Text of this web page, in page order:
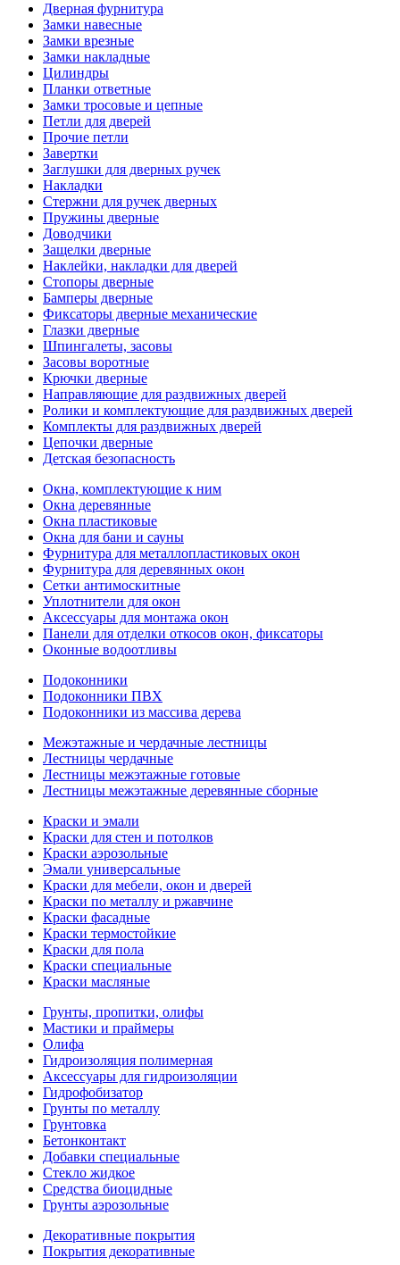
Дверная фурнитура
Замки навесные
Замки врезные
Замки накладные
Цилиндры
Планки ответные
Замки тросовые и цепные
Петли для дверей
Прочие петли
Завертки
Заглушки для дверных ручек
Накладки
Стержни для ручек дверных
Пружины дверные
Доводчики
Защелки дверные
Наклейки, накладки для дверей
Стопоры дверные
Бамперы дверные
Фиксаторы дверные механические
Глазки дверные
Шпингалеты, засовы
Засовы воротные
Крючки дверные
Направляющие для раздвижных дверей
Ролики и комплектующие для раздвижных дверей
Комплекты для раздвижных дверей
Цепочки дверные
Детская безопасность
Окна, комплектующие к ним
Окна деревянные
Окна пластиковые
Окна для бани и сауны
Фурнитура для металлопластиковых окон
Фурнитура для деревянных окон
Сетки антимоскитные
Уплотнители для окон
Аксессуары для монтажа окон
Панели для отделки откосов окон, фиксаторы
Оконные водоотливы
Подоконники
Подоконники ПВХ
Подоконники из массива дерева
Межэтажные и чердачные лестницы
Лестницы чердачные
Лестницы межэтажные готовые
Лестницы межэтажные деревянные сборные
Краски и эмали
Краски для стен и потолков
Краски аэрозольные
Эмали универсальные
Краски для мебели, окон и дверей
Краски по металлу и ржавчине
Краски фасадные
Краски термостойкие
Краски для пола
Краски специальные
Краски масляные
Грунты, пропитки, олифы
Мастики и праймеры
Олифа
Гидроизоляция полимерная
Аксессуары для гидроизоляции
Гидрофобизатор
Грунты по металлу
Грунтовка
Бетонконтакт
Добавки специальные
Стекло жидкое
Средства биоцидные
Грунты аэрозольные
Декоративные покрытия
Покрытия декоративные